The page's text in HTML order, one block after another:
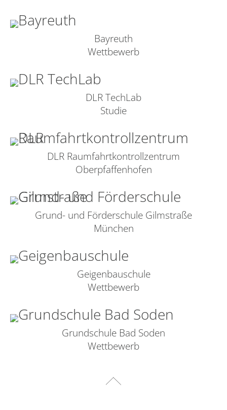
Bayreuth
Wettbewerb
DLR TechLab
Studie
DLR Raumfahrtkontrollzentrum
Oberpfaffenhofen
Grund- und Förderschule Gilmstraße
München
Geigenbauschule
Wettbewerb
Grundschule Bad Soden
Wettbewerb